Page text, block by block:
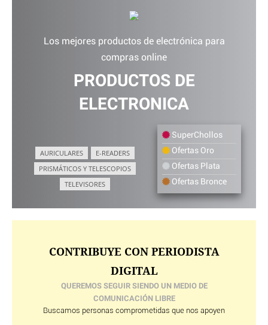
Los mejores productos de electrónica para
compras online
PRODUCTOS DE
ELECTRONICA
AURICULARES
E-READERS
PRISMÁTICOS Y TELESCOPIOS
TELEVISORES
SuperChollos
Ofertas Oro
Ofertas Plata
Ofertas Bronce
CONTRIBUYE CON PERIODISTA
DIGITAL
QUEREMOS SEGUIR SIENDO UN MEDIO DE
COMUNICACIÓN LIBRE
Buscamos personas comprometidas que nos apoyen